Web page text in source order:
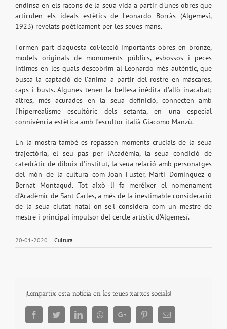
endinsa en els racons de la seua vida a partir d’unes obres que
articulen els ideals estètics de Leonardo Borràs (Algemesí,
1923) revelats poèticament per les seues mans.
Formen part d’aquesta col·lecció importants obres en bronze,
models originals de monuments públics, esbossos i peces
íntimes en les quals descobrim al Leonardo més autèntic, que
busca la captació de l’ànima a partir del rostre en màscares,
caps i busts. Algunes tenen la bellesa inèdita d’allò inacabat;
altres, més acurades en la seua definició, connecten amb
l’hiperrealisme escultòric dels setanta, en una especial
connivència estètica amb l’escultor italià Giacomo Manzù.
En la mostra també es repassen moments crucials de la seua
trajectòria, el seu pas per l’Acadèmia, la seua condició de
catedràtic de dibuix d’institut, la seua relació amb personatges
del món de la cultura com Joan Fuster, Martí Domínguez o
Bernat Montagud. Tot això li fa meréixer el nomenament
d’Acadèmic de Sant Carles, a més de la inestimable consideració
de la seua ciutat natal on se’l considera com un mestre de
mestre i principal impulsor del cercle artístic d’Algemesí.
20-01-2020 | Cultura
¡Compartix esta notícia en les teues xarxes socials!
FacebookTwitterLinkedInWhatsappGoogle+ PinterestEmail